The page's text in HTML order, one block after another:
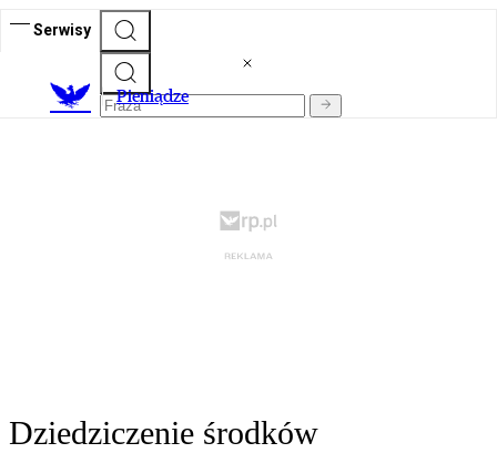
Serwisy
Pieniądze
Dziedziczenie środków